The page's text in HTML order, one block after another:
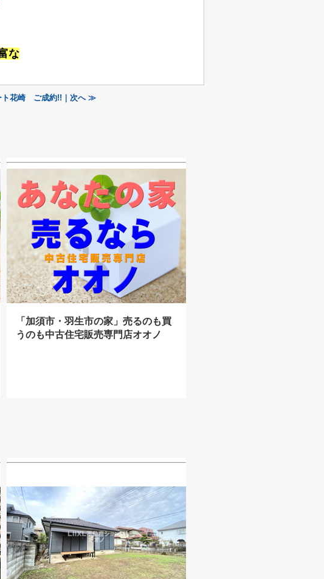
な
ト花崎 ご成約!!｜次へ ≫
「加須市・羽生市の家」売るのも買
うのも中古住宅販売専門店オオノ